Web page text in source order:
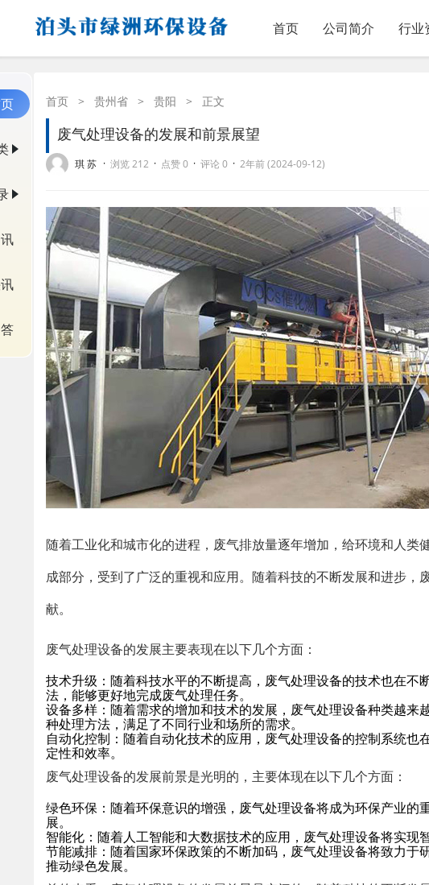
首页 公司简介 行业
首页 > 贵州省 > 贵阳 > 正文
废气处理设备的发展和前景展望
琪 苏 · 浏览 212 · 点赞 0 · 评论 0 · 2年前 (2024-09-12)
随着工业化和城市化的进程，废气排放量逐年增加，给环境和人类
成部分，受到了广泛的重视和应用。随着科技的不断发展和进步
献。
废气处理设备的发展主要表现在以下几个方面：
技术升级：随着科技水平的不断提高，废气处理设备的技术也在
法，能够更好地完成废气处理任务。
设备多样：随着需求的增加和技术的发展，废气处理设备种类越
种处理方法，满足了不同行业和场所的需求。
自动化控制：随着自动化技术的应用，废气处理设备的控制系统
定性和效率。
废气处理设备的发展前景是光明的，主要体现在以下几个方面：
绿色环保：随着环保意识的增强，废气处理设备将成为环保产业
展。
智能化：随着人工智能和大数据技术的应用，废气处理设备将实现
节能减排：随着国家环保政策的不断加码，废气处理设备将致力于
推动绿色发展。